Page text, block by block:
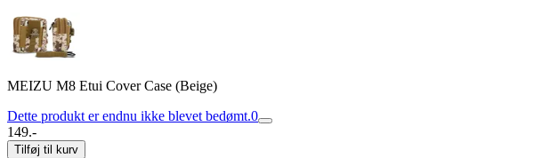
MEIZU M8 Etui Cover Case (Beige)
Dette produkt er endnu ikke blevet bedømt.0
149.-
Tilføj til kurv